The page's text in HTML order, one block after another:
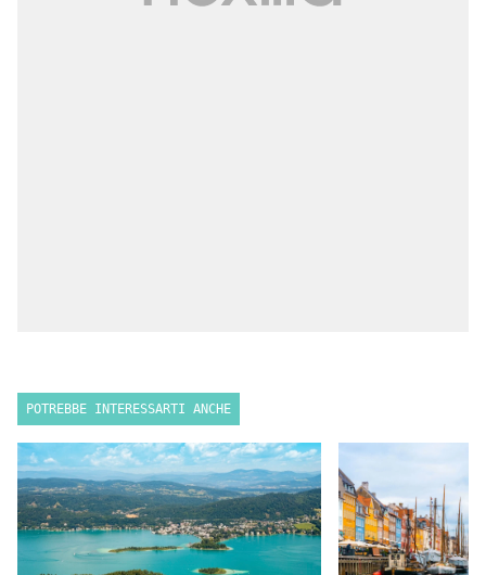
POTREBBE INTERESSARTI ANCHE